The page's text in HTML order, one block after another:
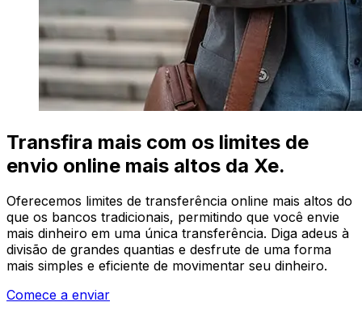
Transfira mais com os limites de
envio online mais altos da Xe.
Oferecemos limites de transferência online mais altos do
que os bancos tradicionais, permitindo que você envie
mais dinheiro em uma única transferência. Diga adeus à
divisão de grandes quantias e desfrute de uma forma
mais simples e eficiente de movimentar seu dinheiro.
Comece a enviar